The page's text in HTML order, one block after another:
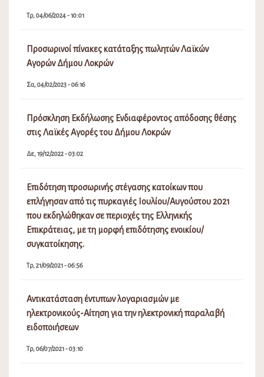
Τρ, 04/06/2024 - 10:01
Προσωρινοί πίνακες κατάταξης πωλητών Λαϊκών
Αγορών Δήμου Λοκρών
Σα, 04/02/2023 - 06:16
Πρόσκληση Εκδήλωσης Ενδιαφέροντος απόδοσης θέσης
στις Λαϊκές Αγορές του Δήμου Λοκρών
Δε, 19/12/2022 - 03:02
Επιδότηση προσωρινής στέγασης κατοίκων που
επλήγησαν από τις πυρκαγιές Ιουλίου/Αυγούστου 2021
που εκδηλώθηκαν σε περιοχές της Ελληνικής
Επικράτειας, με τη μορφή επιδότησης ενοικίου/
συγκατοίκησης.
Τρ, 21/09/2021 - 06:56
Αντικατάσταση έντυπων λογαριασμών με
ηλεκτρονικούς-Αίτηση για την ηλεκτρονική παραλαβή
ειδοποιήσεων
Τρ, 06/07/2021 - 03:10